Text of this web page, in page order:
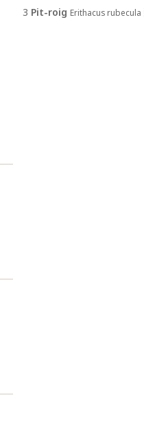
3 Pit-roig Erithacus rubecula